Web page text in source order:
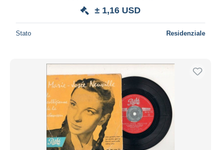
± 1,16 USD
Stato Residenziale